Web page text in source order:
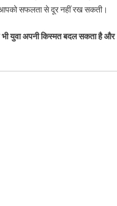
आपको सफलता से दूर नहीं रख सकती।
भी युवा अपनी किस्मत बदल सकता है और